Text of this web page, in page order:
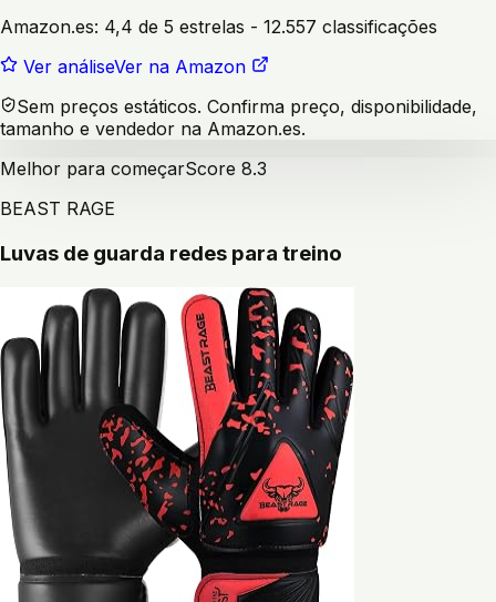
Amazon.es: 4,4 de 5 estrelas - 12.557 classificações
Ver análiseVer na Amazon
Sem preços estáticos. Confirma preço, disponibilidade,
tamanho e vendedor na Amazon.es.
Melhor para começarScore 8.3
BEAST RAGE
Luvas de guarda redes para treino